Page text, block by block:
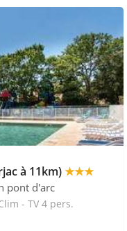
à 11km)★★★
pont d'arc
- TV 4 pers.